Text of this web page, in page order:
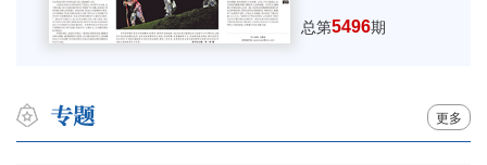
总第5496期
更多